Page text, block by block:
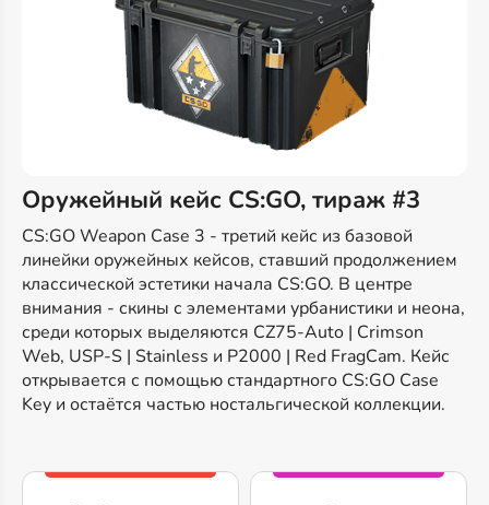
Оружейный кейс CS:GO, тираж #3
CS:GO Weapon Case 3 - третий кейс из базовой
линейки оружейных кейсов, ставший продолжением
классической эстетики начала CS:GO. В центре
внимания - скины с элементами урбанистики и неона,
среди которых выделяются CZ75-Auto | Crimson
Web, USP-S | Stainless и P2000 | Red FragCam. Кейс
открывается с помощью стандартного CS:GO Case
Key и остаётся частью ностальгической коллекции.